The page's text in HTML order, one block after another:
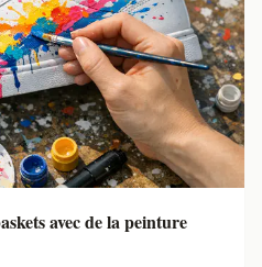
avec de la peinture